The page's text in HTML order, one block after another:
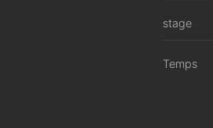
stage
Temps